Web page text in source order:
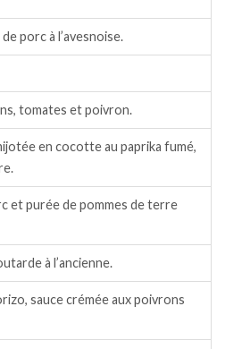
porc à l’avesnoise.
tomates et poivron.
en cocotte au paprika fumé,
et purée de pommes de terre
à l’ancienne.
sauce crémée aux poivrons